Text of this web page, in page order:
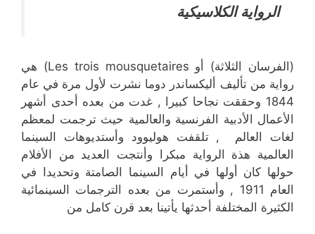
الرواية الكلاسيكية
(الفرسان الثلاثة) أو Les trois mousquetaires‏) هي
رواية من تأليف أليكساندر دوما نشرت لأول مرة في عام
1844 وحققت نجاحا كبيرا , غدت من بعده أحدى أشهر
الأعمال الأدبية الفرنسية والعالمية حيث ترجمت لمعظم
لغات العالم , تلقفت هوليوود وأستديوهات السينما
العالمية هذة الرواية مبكرا وأنتجت العديد من الأفلام
حولها كان أولها في أيام السينما الصامتة وتحديدا في
العام 1911 , وأستمرت من بعده الترجمات السينمائية
الكثيرة المختلفة أحدثها يأتينا بعد قرن كامل من